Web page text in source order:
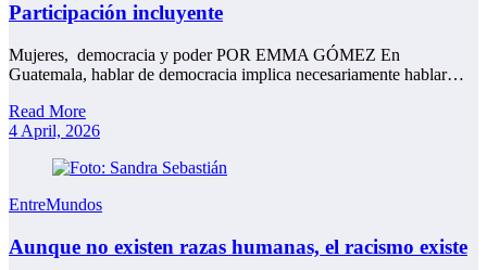
Participación incluyente
Mujeres, democracia y poder POR EMMA GÓMEZ En
Guatemala, hablar de democracia implica necesariamente hablar…
Read More
4 April, 2026
EntreMundos
Aunque no existen razas humanas, el racismo existe